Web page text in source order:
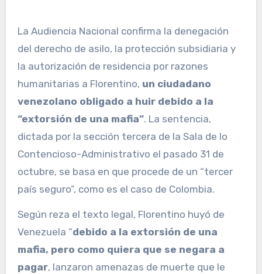
La Audiencia Nacional confirma la denegación
del derecho de asilo, la protección subsidiaria y
la autorización de residencia por razones
humanitarias a Florentino, un ciudadano
venezolano obligado a huir debido a la
“extorsión de una mafia”. La sentencia,
dictada por la sección tercera de la Sala de lo
Contencioso-Administrativo el pasado 31 de
octubre, se basa en que procede de un “tercer
país seguro”, como es el caso de Colombia.
Según reza el texto legal, Florentino huyó de
Venezuela “debido a la extorsión de una
mafia, pero como quiera que se negara a
pagar, lanzaron amenazas de muerte que le